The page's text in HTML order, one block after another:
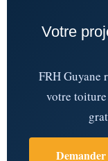
Votre
FRH Guyane
votre